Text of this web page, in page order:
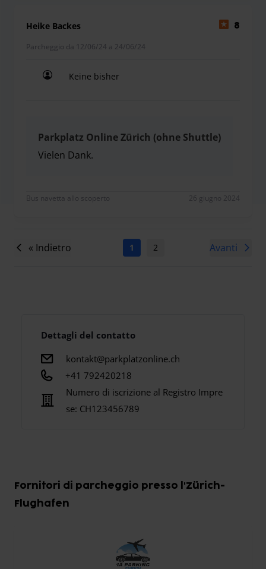
Heike Backes 8
Parcheggio da 12/06/24 a 24/06/24
Keine bisher
Parkplatz Online Zürich (ohne Shuttle)
Vielen Dank.
Bus navetta allo scoperto 26 giugno 2024
« Indietro 1 2 Avanti
Dettagli del contatto
kontakt@parkplatzonline.ch
+41 792420218
Numero di iscrizione al Registro Impre
se: CH123456789
Fornitori di parcheggio presso l'Zürich-
Flughafen